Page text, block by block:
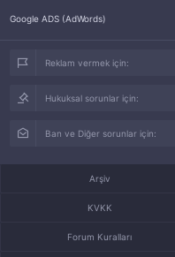
Google ADS (AdWords)
Reklam vermek için:
Hukuksal sorunlar için:
Ban ve Diğer sorunlar için:
Arşiv
KVKK
Forum Kuralları